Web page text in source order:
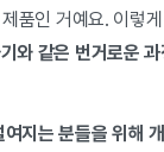
품인 거예요. 이렇
와 같은 번거로운
지는 분들을 위해